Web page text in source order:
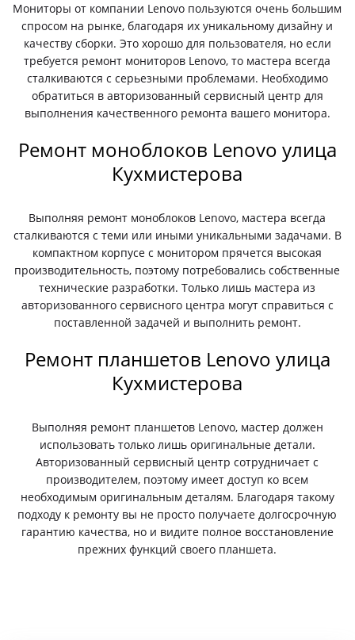
Мониторы от компании Lenovo пользуются очень большим
спросом на рынке, благодаря их уникальному дизайну и
качеству сборки. Это хорошо для пользователя, но если
требуется ремонт мониторов Lenovo, то мастера всегда
сталкиваются с серьезными проблемами. Необходимо
обратиться в авторизованный сервисный центр для
выполнения качественного ремонта вашего монитора.
Ремонт моноблоков Lenovo улица
Кухмистерова
Выполняя ремонт моноблоков Lenovo, мастера всегда
сталкиваются с теми или иными уникальными задачами. В
компактном корпусе с монитором прячется высокая
производительность, поэтому потребовались собственные
технические разработки. Только лишь мастера из
авторизованного сервисного центра могут справиться с
поставленной задачей и выполнить ремонт.
Ремонт планшетов Lenovo улица
Кухмистерова
Выполняя ремонт планшетов Lenovo, мастер должен
использовать только лишь оригинальные детали.
Авторизованный сервисный центр сотрудничает с
производителем, поэтому имеет доступ ко всем
необходимым оригинальным деталям. Благодаря такому
подходу к ремонту вы не просто получаете долгосрочную
гарантию качества, но и видите полное восстановление
прежних функций своего планшета.